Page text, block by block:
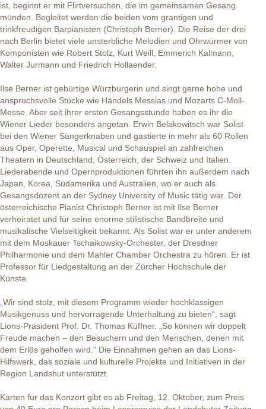
ist, beginnt er mit Flirtversuchen, die im gemeinsamen Gesang
münden. Begleitet werden die beiden vom grantigen und
trinkfreudigen Barpianisten (Christoph Berner). Die Reise der drei
nach Berlin bietet viele unsterbliche Melodien und Ohrwürmer von
Komponisten wie Robert Stolz, Kurt Weill, Emmerich Kalmann,
Walter Jurmann und Friedrich Hollaender.
Ilse Berner ist gebürtige Würzburgerin und singt gerne hohe und
anspruchsvolle Stücke wie Händels Messias und Mozarts C-Moll-
Messe. Aber seit ihrer ersten Gesangsstunde haben es ihr die
Wiener Lieder besonders angetan. Erwin Belakowitsch war Solist
bei den Wiener Sängerknaben und gastierte in mehr als 60 Rollen
aus Oper, Operette, Musical und Schauspiel an zahlreichen
Theatern in Deutschland, Österreich, der Schweiz und Italien.
Liederabende und Opernproduktionen führten ihn außerdem nach
Japan, Korea, Südamerika und Australien, wo er auch als
Gesangsdozent an der Sydney University of Music tätig war. Der
österreichische Pianist Christoph Berner ist mit Ilse Berner
verheiratet und für seine enorme stilistische Bandbreite und
musikalische Vielseitigkeit bekannt. Als Solist war er unter anderem
mit dem Moskauer Tschaikowsky-Orchester, der Dresdner
Philharmonie und dem Mahler Chamber Orchestra zu hören. Er ist
Professor für Liedgestaltung an der Zürcher Hochschule der
Künste.
„Wir sind stolz, mit diesem Programm wieder hochklassigen
Musikgenuss und hervorragende Unterhaltung zu bieten“, sagt
Lions-Präsident Prof. Dr. Thomas Küffner. „So können wir doppelt
Freude machen – den Besuchern und den Menschen, denen mit
dem Erlös geholfen wird.“ Die Einnahmen gehen an das Lions-
Hilfswerk, das soziale und kulturelle Projekte und Initiativen in der
Region Landshut unterstützt.
Karten für das Konzert gibt es ab Freitag, 12. Oktober, zum Preis